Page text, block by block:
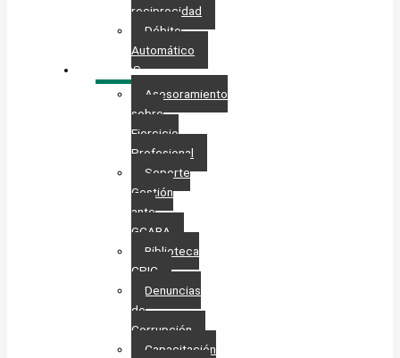
reciprocidad
Débito
Automático
SERVICIOS
Asesoramiento
sobre
Ejercicio
Profesional
Soporte
Gestión
ante
GCABA
Biblioteca
CPIC
Denuncias
de
Corrupción
Capacitación